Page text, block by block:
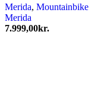
Merida, Mountainbike
Merida
7.999,00kr.